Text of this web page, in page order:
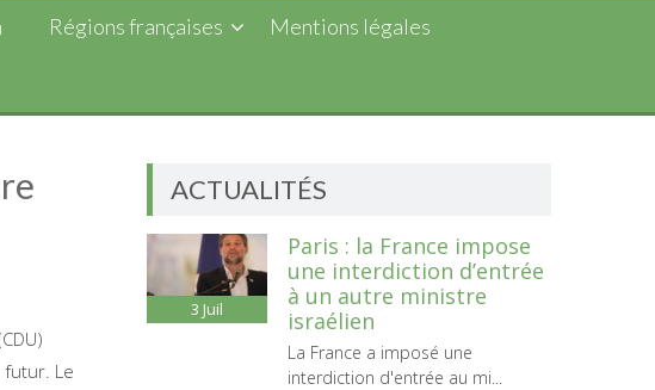
Régions françaises Mentions légales
Le
ACTUALITÉS
3 Juil
Paris : la France impose
une interdiction d’entrée
à un autre ministre
israélien
La France a imposé une
interdiction d'entrée au mi...